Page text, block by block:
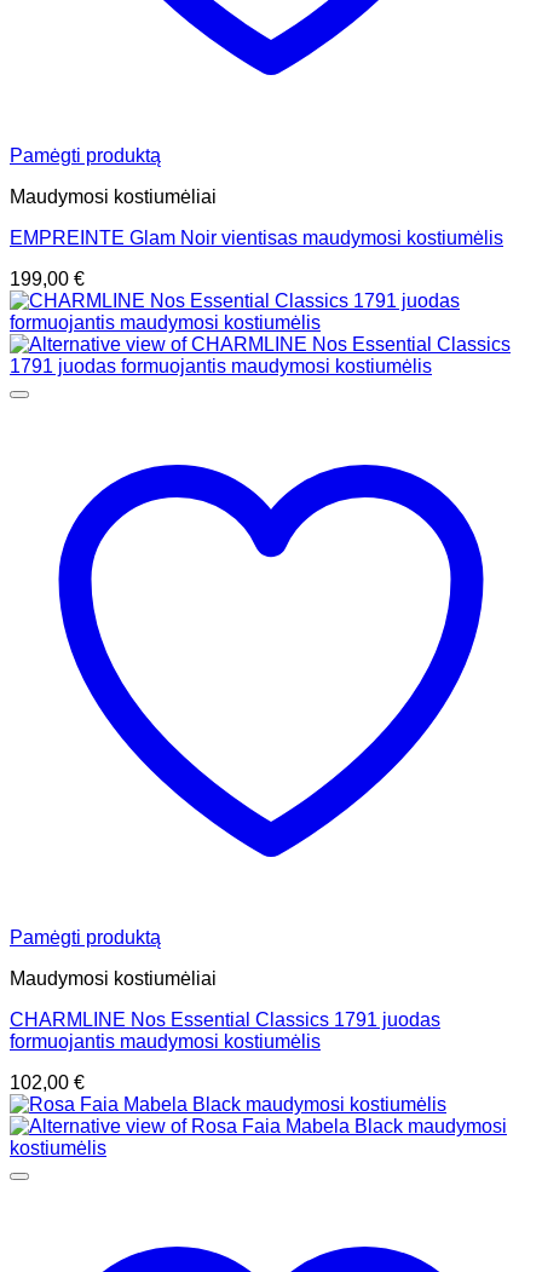
Pamėgti produktą
Maudymosi kostiumėliai
EMPREINTE Glam Noir vientisas maudymosi kostiumėlis
199,00 €
Pamėgti produktą
Maudymosi kostiumėliai
CHARMLINE Nos Essential Classics 1791 juodas
formuojantis maudymosi kostiumėlis
102,00 €